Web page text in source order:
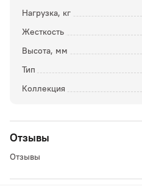
Нагрузка, кг
Жесткость
Высота, мм
Тип
Коллекция
Отзывы
Отзывы